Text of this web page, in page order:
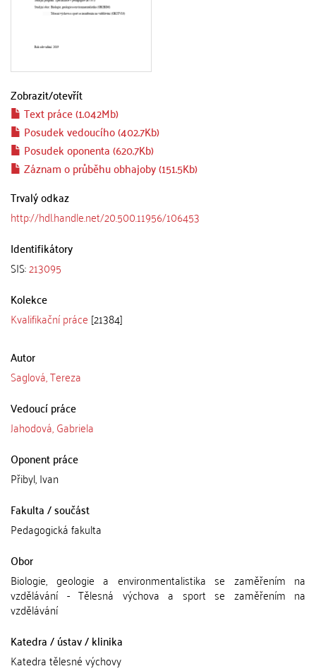
Zobrazit/otevřít
Text práce (1.042Mb)
Posudek vedoucího (402.7Kb)
Posudek oponenta (620.7Kb)
Záznam o průběhu obhajoby (151.5Kb)
Trvalý odkaz
http://hdl.handle.net/20.500.11956/106453
Identifikátory
SIS:213095
Kolekce
Kvalifikační práce [21384]
Autor
Saglová, Tereza
Vedoucí práce
Jahodová, Gabriela
Oponent práce
Přibyl, Ivan
Fakulta / součást
Pedagogická fakulta
Obor
Biologie, geologie a environmentalistika se zaměřením na
vzdělávání - Tělesná výchova a sport se zaměřením na
vzdělávání
Katedra / ústav / klinika
Katedra tělesné výchovy